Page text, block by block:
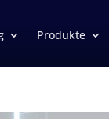
Produkte